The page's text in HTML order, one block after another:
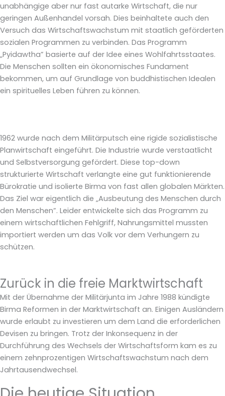
unabhängige aber nur fast autarke Wirtschaft, die nur
geringen Außenhandel vorsah. Dies beinhaltete auch den
Versuch das Wirtschaftswachstum mit staatlich geförderten
sozialen Programmen zu verbinden. Das Programm
„Pyidawtha” basierte auf der Idee eines Wohlfahrtsstaates.
Die Menschen sollten ein ökonomisches Fundament
bekommen, um auf Grundlage von buddhistischen Idealen
ein spirituelles Leben führen zu können.
1962 wurde nach dem Militärputsch eine rigide sozialistische
Planwirtschaft eingeführt. Die Industrie wurde verstaatlicht
und Selbstversorgung gefördert. Diese top-down
strukturierte Wirtschaft verlangte eine gut funktionierende
Bürokratie und isolierte Birma von fast allen globalen Märkten.
Das Ziel war eigentlich die „Ausbeutung des Menschen durch
den Menschen”. Leider entwickelte sich das Programm zu
einem wirtschaftlichen Fehlgriff, Nahrungsmittel mussten
importiert werden um das Volk vor dem Verhungern zu
schützen.
Zurück in die freie Marktwirtschaft
Mit der Übernahme der Militärjunta im Jahre 1988 kündigte
Birma Reformen in der Marktwirtschaft an. Einigen Ausländern
wurde erlaubt zu investieren um dem Land die erforderlichen
Devisen zu bringen. Trotz der Inkonsequenz in der
Durchführung des Wechsels der Wirtschaftsform kam es zu
einem zehnprozentigen Wirtschaftswachstum nach dem
Jahrtausendwechsel.